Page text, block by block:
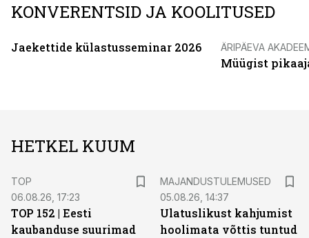
KONVERENTSID JA KOOLITUSED
Jaekettide külastusseminar 2026 ÄRIPÄEVA
Müügist
HETKEL KUUM
TOP
06.08.26, 17:23
TOP 152 | Eesti
kaubanduse suurimad
MAJANDUSTULEMUSED
05.08.26, 14:37
Ulatuslikust kahjumist
hoolimata võttis tuntud